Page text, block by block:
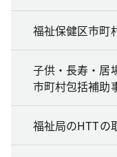
福祉保健区市町
子供・長寿・居
市町村包括補助
福祉局のHTTの